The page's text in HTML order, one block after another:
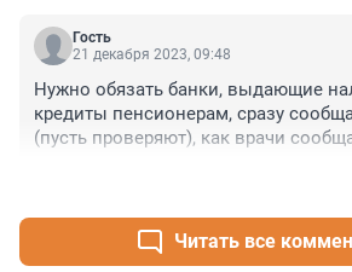
Гость
21 декабря 2023, 09:48
Нужно обязать банки, выдающие
кредиты пенсионерам, сразу
(пусть проверяют), как врачи
Читать все